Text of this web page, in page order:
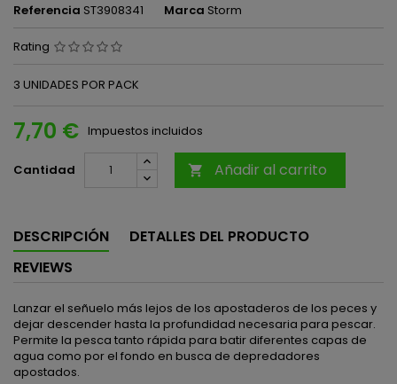
Referencia ST3908341 Marca Storm
Rating
3 UNIDADES POR PACK
7,70 € Impuestos incluidos
Cantidad  Añadir al carrito
DESCRIPCIÓN
DETALLES DEL PRODUCTO
REVIEWS
Lanzar el señuelo más lejos de los apostaderos de los peces y
dejar descender hasta la profundidad necesaria para pescar.
Permite la pesca tanto rápida para batir diferentes capas de
agua como por el fondo en busca de depredadores
apostados.